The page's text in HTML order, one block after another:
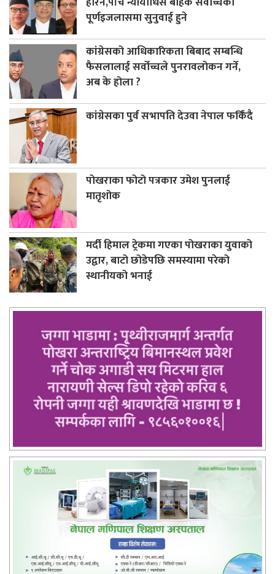
पूर्णइजलासमा सुनुवाई हुने
कांग्रेसको आधिकारिकता बिबाद सम्बन्धि
फैसलालाई सर्वोच्चले पुनरावलोकन गर्ने,
अब के होला ?
कांग्रेसका पुर्व सभापति देउवा नेपाल फर्किंदै
पोखराका फोटो पत्रकार उमेश पुनलाई
मातृशोक
मर्दी हिमाल ट्रेकमा गएका पोखराका युवाको
उद्वार, बाटो छोडेपछि समस्यामा परेको
स्थानीयको भनाई